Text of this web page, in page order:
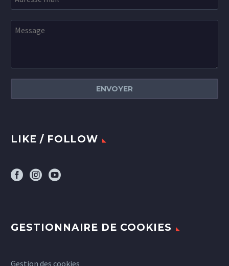
LIKE / FOLLOW
GESTIONNAIRE DE COOKIES
Gestion des cookies